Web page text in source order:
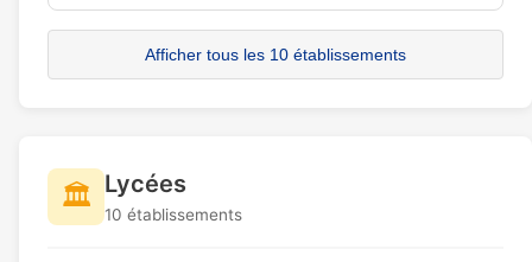
Afficher tous les 10 établissements
🏛️ Lycées
10 établissements